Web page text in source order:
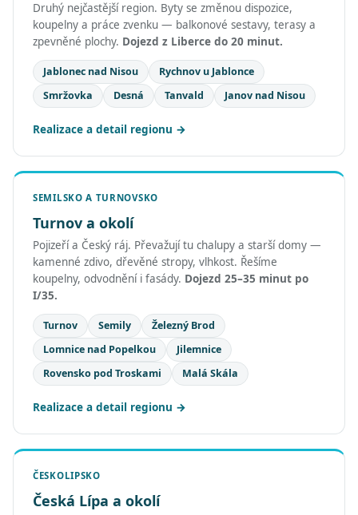
Druhý nejčastější region. Byty se změnou dispozice,
koupelny a práce zvenku — balkonové sestavy, terasy a
zpevněné plochy. Dojezd z Liberce do 20 minut.
Jablonec nad Nisou
Rychnov u Jablonce
Smržovka
Desná Tanvald Janov nad Nisou
Realizace a detail regionu
SEMILSKO A TURNOVSKO
Turnov a okolí
Pojizeří a Český ráj. Převažují tu chalupy a starší domy —
kamenné zdivo, dřevěné stropy, vlhkost. Řešíme
koupelny, odvodnění i fasády. Dojezd 25–35 minut po
I/35.
Turnov Semily
Železný Brod
Lomnice nad Popelkou
Jilemnice
Rovensko pod Troskami
Malá Skála
Realizace a detail regionu
ČESKOLIPSKO
Česká Lípa a okolí